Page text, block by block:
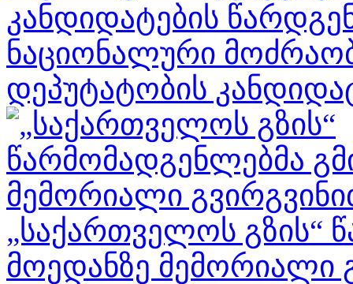
ნაციონალური
დეპუტატობის
„საქართველოს გზის“
მოედანზე მემორიალი